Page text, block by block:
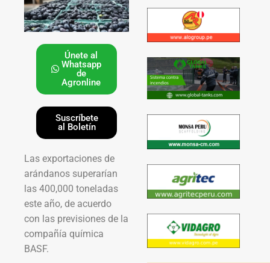
Únete al
Whatsapp
de
Agronline
Suscríbete
al Boletín
Las exportaciones de
arándanos superarían
las 400,000 toneladas
este año, de acuerdo
con las previsiones de la
compañía química
BASF.